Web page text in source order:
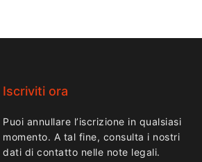
Iscriviti ora
Puoi annullare l’iscrizione in qualsiasi
momento. A tal fine, consulta i nostri
dati di contatto nelle note legali.